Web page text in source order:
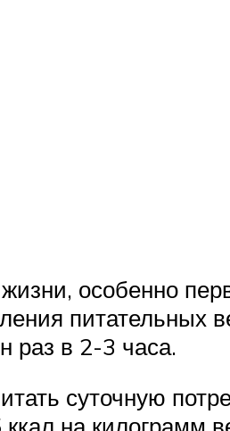
особенно
раз в 2-3 часа.
суточную